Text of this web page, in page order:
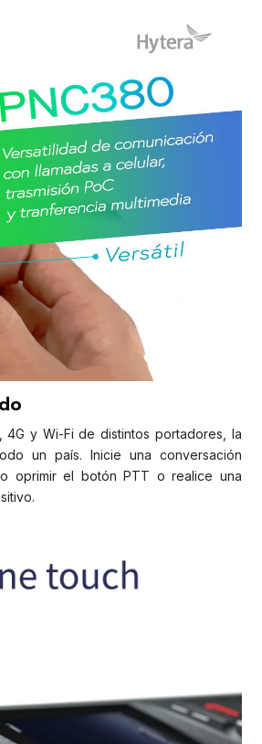
4G y Wi-Fi de distintos portadores, la
un país. Inicie una conversación
oprimir el botón PTT o realice una